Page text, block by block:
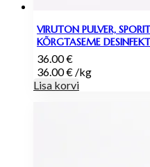
VIRUTON PULVER,
KÕRGTASEME
36.00€
36.00€ /kg
Lisa korvi